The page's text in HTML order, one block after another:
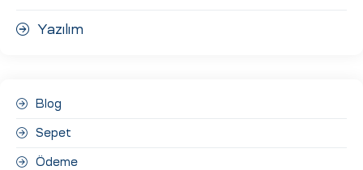
Yazılım
Blog
Sepet
Ödeme